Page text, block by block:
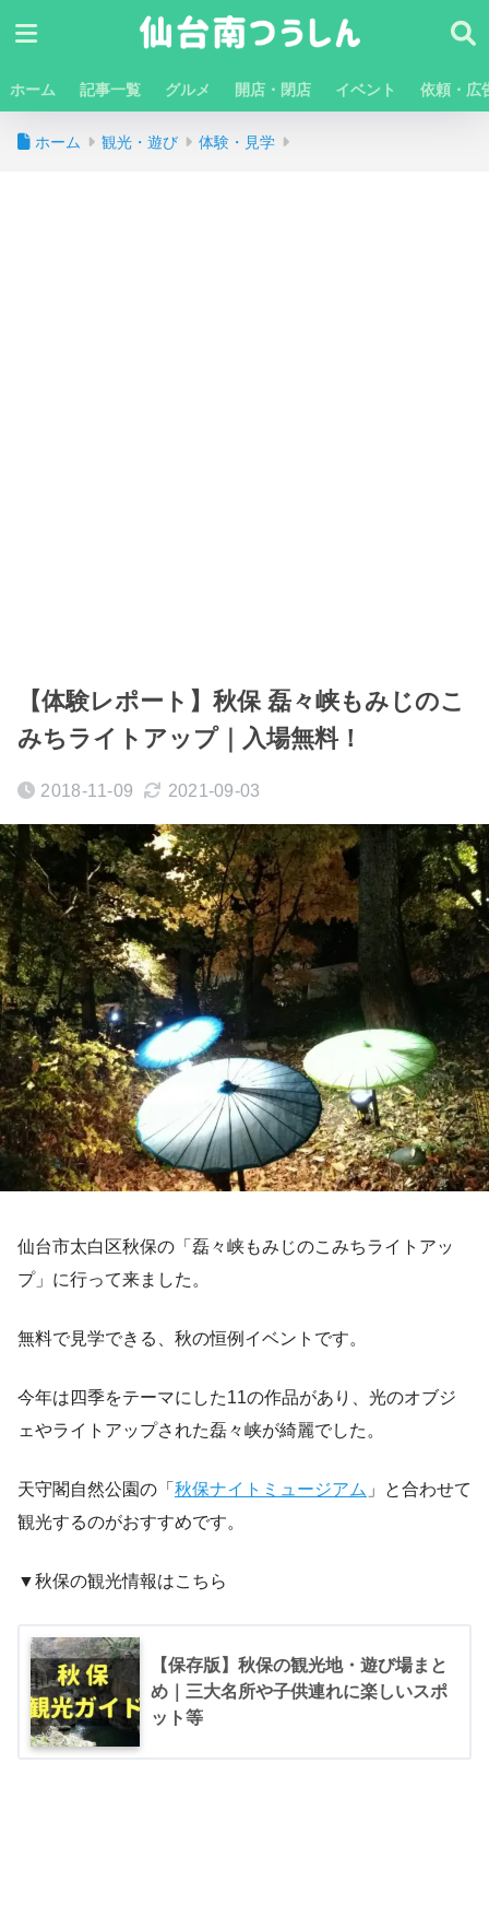
ホーム 記事一覧 グルメ 開店・閉店 イベント 依頼・広
ホーム 観光・遊び 体験・見学
【体験レポート】秋保 磊々峡もみじのこ
みちライトアップ｜入場無料！
2018-11-09 2021-09-03
仙台市太白区秋保の「磊々峡もみじのこみちライトアッ
プ」に行って来ました。
無料で見学できる、秋の恒例イベントです。
今年は四季をテーマにした11の作品があり、光のオブジ
ェやライトアップされた磊々峡が綺麗でした。
天守閣自然公園の「 秋保ナイトミュージアム 」と合わせて
観光するのがおすすめです。
▼秋保の観光情報はこちら
【保存版】秋保の観光地・遊び場まと
め｜三大名所や子供連れに楽しいスポ
ット等